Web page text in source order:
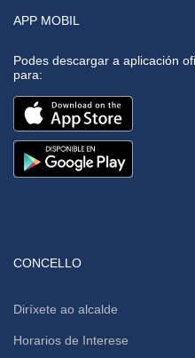
APP MOBIL
Podes descargar a aplicación
para:
CONCELLO
Diríxete ao alcalde
Horarios de Interese